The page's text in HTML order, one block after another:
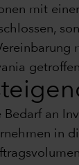
mit
an
in